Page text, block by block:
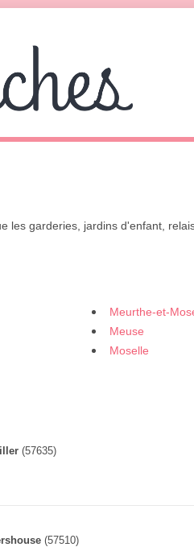
les garderies, jardins d'enfant,
Meurthe-et-
Meuse
Moselle
(57635)
(57510)